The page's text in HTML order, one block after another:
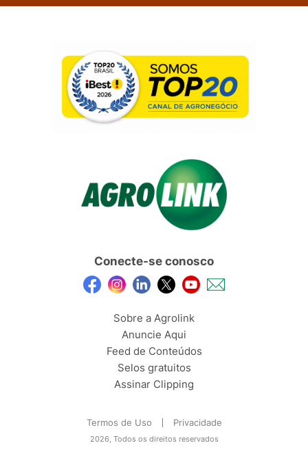
Conecte-se conosco
Sobre a Agrolink
Anuncie Aqui
Feed de Conteúdos
Selos gratuitos
Assinar Clipping
Termos de Uso Privacidade
2026, Todos os direitos reservados